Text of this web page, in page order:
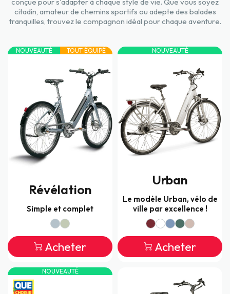
conçue pour s'adapter à chaque style de vie. Que vous soyez
citadin, amateur de chemins sportifs ou adepte des balades
tranquilles, trouvez le compagnon idéal pour chaque aventure.
NOUVEAUTÉ TOUT ÉQUIPÉ
Révélation
Simple et complet
Acheter
NOUVEAUTÉ
Urban
Le modèle Urban, vélo de
ville par excellence !
Acheter
NOUVEAUTÉ